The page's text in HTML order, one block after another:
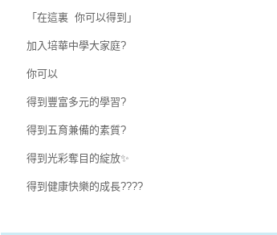
「在這裏 你可以得到」
加入培華中學大家庭?
你可以
得到豐富多元的學習?
得到五育兼備的素質?
得到光彩奪目的綻放✨
得到健康快樂的成長????